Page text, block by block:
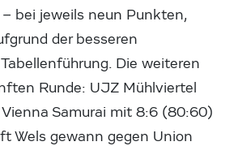
bei jeweils neun Punkten,
der besseren
Die weiteren
Runde: UJZ Mühlviertel
Samurai mit 8:6 (80:60)
Wels gewann gegen Union